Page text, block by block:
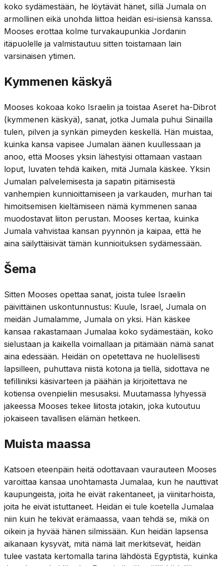
koko sydämestään, he löytävät hänet, sillä Jumala on
armollinen eikä unohda liittoa heidän esi-isiensä kanssa.
Mooses erottaa kolme turvakaupunkia Jordanin
itäpuolelle ja valmistautuu sitten toistamaan lain
varsinaisen ytimen.
Kymmenen käskyä
Mooses kokoaa koko Israelin ja toistaa Aseret ha-Dibrot
(kymmenen käskyä), sanat, jotka Jumala puhui Siinailla
tulen, pilven ja synkän pimeyden keskellä. Hän muistaa,
kuinka kansa vapisee Jumalan äänen kuullessaan ja
anoo, että Mooses yksin lähestyisi ottamaan vastaan
loput, luvaten tehdä kaiken, mitä Jumala käskee. Yksin
Jumalan palvelemisesta ja sapatin pitämisestä
vanhempien kunnioittamiseen ja varkauden, murhan tai
himoitsemisen kieltämiseen nämä kymmenen sanaa
muodostavat liiton perustan. Mooses kertaa, kuinka
Jumala vahvistaa kansan pyynnön ja kaipaa, että he
aina säilyttäisivät tämän kunnioituksen sydämessään.
Šema
Sitten Mooses opettaa sanat, joista tulee Israelin
päivittäinen uskontunnustus: Kuule, Israel, Jumala on
meidän Jumalamme, Jumala on yksi. Hän käskee
kansaa rakastamaan Jumalaa koko sydämestään, koko
sielustaan ja kaikella voimallaan ja pitämään nämä sanat
aina edessään. Heidän on opetettava ne huolellisesti
lapsilleen, puhuttava niistä kotona ja tiellä, sidottava ne
tefilliniksi käsivarteen ja päähän ja kirjoitettava ne
kotiensa ovenpieliin mesusaksi. Muutamassa lyhyessä
jakeessa Mooses tekee liitosta jotakin, joka kutoutuu
jokaiseen tavallisen elämän hetkeen.
Muista maassa
Katsoen eteenpäin heitä odottavaan vaurauteen Mooses
varoittaa kansaa unohtamasta Jumalaa, kun he nauttivat
kaupungeista, joita he eivät rakentaneet, ja viinitarhoista,
joita he eivät istuttaneet. Heidän ei tule koetella Jumalaa
niin kuin he tekivät erämaassa, vaan tehdä se, mikä on
oikein ja hyvää hänen silmissään. Kun heidän lapsensa
aikanaan kysyvät, mitä nämä lait merkitsevät, heidän
tulee vastata kertomalla tarina lähdöstä Egyptistä, kuinka